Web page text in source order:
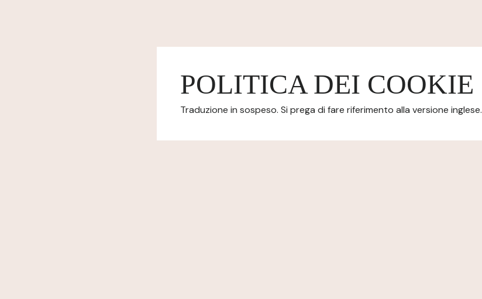
POLITICA DEI COOKIE
Traduzione in sospeso. Si prega di fare riferimento alla versione inglese.